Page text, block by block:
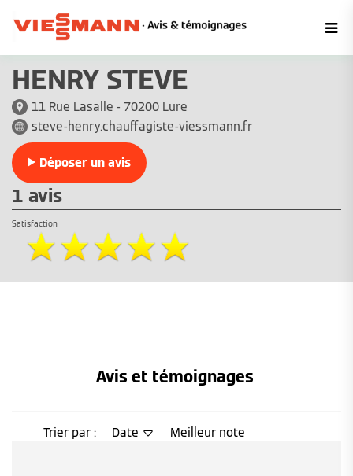
HENRY STEVE
11 Rue Lasalle - 70200 Lure
steve-henry.chauffagiste-viessmann.fr
Déposer un avis
1 avis
Satisfaction
Avis et témoignages
Trier par : Date Meilleur note